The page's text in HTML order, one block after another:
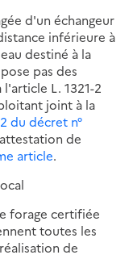
d'un échangeur
inférieure à
destiné à la
pas des
L. 1321-2
joint à la
du décret n°
de
article.
forage certifiée
toutes les
de